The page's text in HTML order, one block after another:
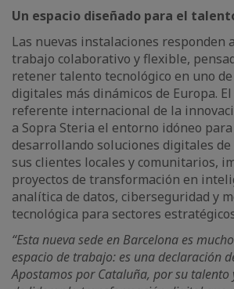
Un espacio diseñado para el
Las nuevas instalaciones responden
trabajo colaborativo y flexible,
retener talento tecnológico en uno
digitales más dinámicos de Europa.
referente internacional de la
a Sopra Steria el entorno idóneo
desarrollando soluciones digitales
sus clientes locales y comunitarios,
proyectos de transformación en
analítica de datos, ciberseguridad y
tecnológica para sectores
“Esta nueva sede en Barcelona es
espacio de trabajo: es una declaración
Apostamos por Cataluña, por su talento